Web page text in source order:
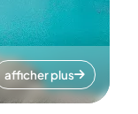
afficher plus